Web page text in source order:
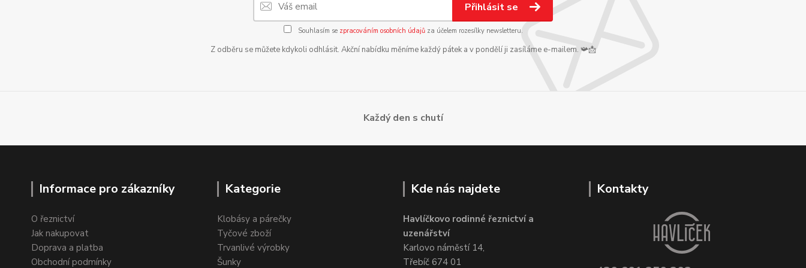
Přihlásit se
Souhlasím se zpracováním osobních údajůza účelem rozesílky newsletteru.
Z odběru se můžete kdykoli odhlásit. Akční nabídku měníme každý pátek a v pondělí ji zasíláme e-mailem. 📯📩
Každý den s chutí
Informace pro zákazníky
O řeznictví
Jak nakupovat
Doprava a platba
Obchodní podmínky
Kategorie
Klobásy a párečky
Tyčové zboží
Trvanlivé výrobky
Šunky
Kde nás najdete
Havlíčkovo rodinné řeznictví a
uzenářství
Karlovo náměstí 14,
Třebíč 674 01
Kontakty